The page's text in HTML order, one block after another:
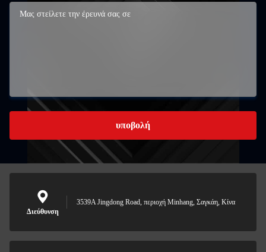
υποβολή
Διεύθυνση
3539A Jingdong Road, περιοχή Minhang, Σαγκάη, Κίνα